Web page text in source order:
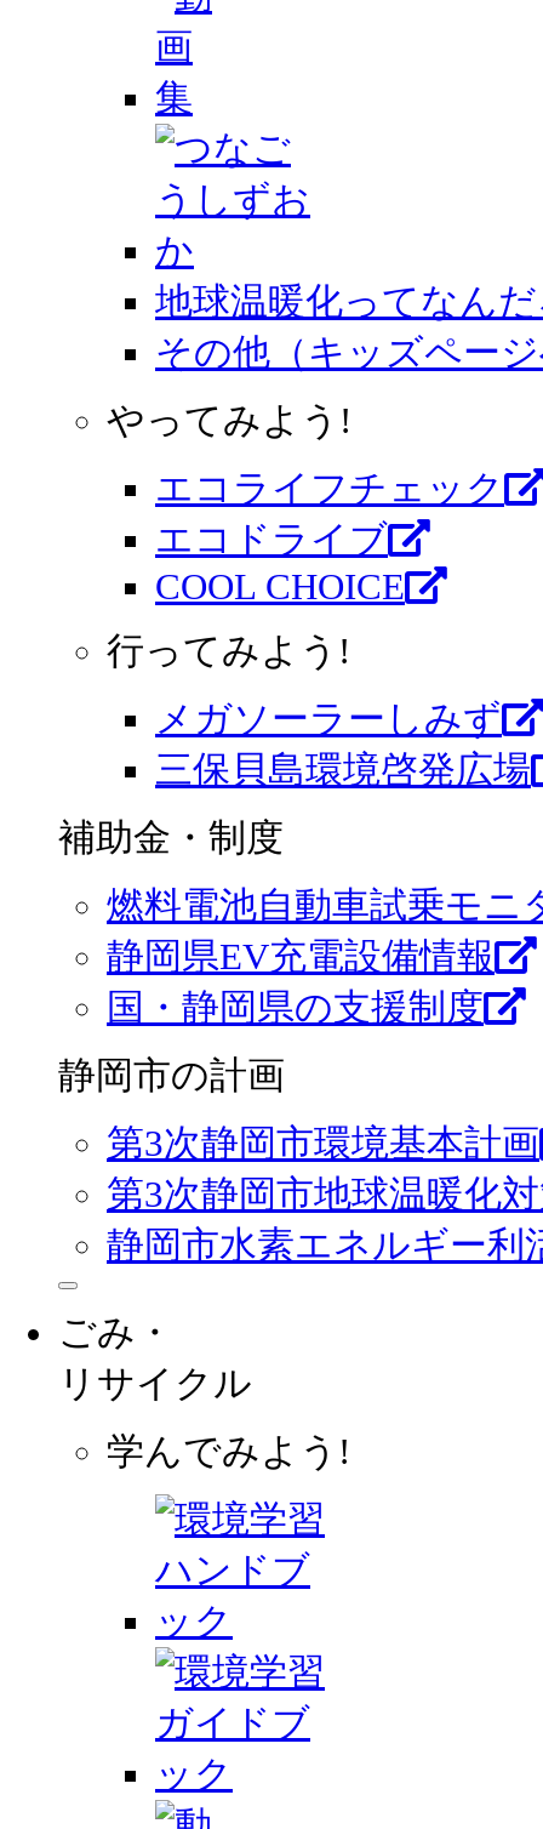
地球温暖化ってなん
その他（キッズペー
やってみよう!
エコライフチェック
エコドライブ
COOL CHOICE
行ってみよう!
メガソーラーしみず
三保貝島環境啓発広場
補助金・制度
燃料電池自動車試乗モニ
静岡県EV充電設備情報
国・静岡県の支援制度
静岡市の計画
第3次静岡市環境基本計画
第3次静岡市地球温暖化
静岡市水素エネルギー
ごみ・
リサイクル
学んでみよう!